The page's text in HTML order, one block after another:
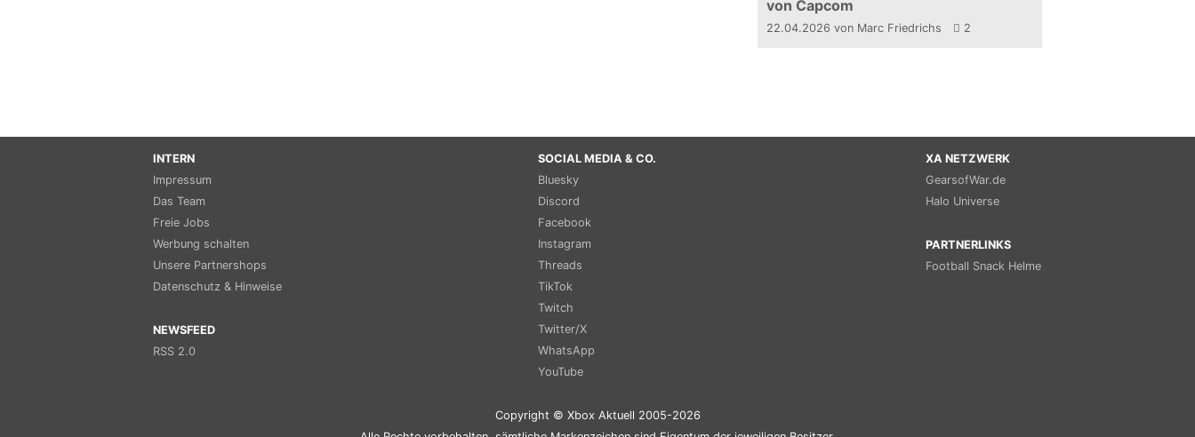
von Capcom
22.04.2026 von Marc Friedrichs 2
INTERN
Impressum
Das Team
Freie Jobs
Werbung schalten
Unsere Partnershops
Datenschutz & Hinweise
NEWSFEED
RSS 2.0
SOCIAL MEDIA & CO.
Bluesky
Discord
Facebook
Instagram
Threads
TikTok
Twitch
Twitter/X
WhatsApp
YouTube
XA NETZWERK
GearsofWar.de
Halo Universe
PARTNERLINKS
Football Snack Helme
Copyright © Xbox Aktuell 2005-2026